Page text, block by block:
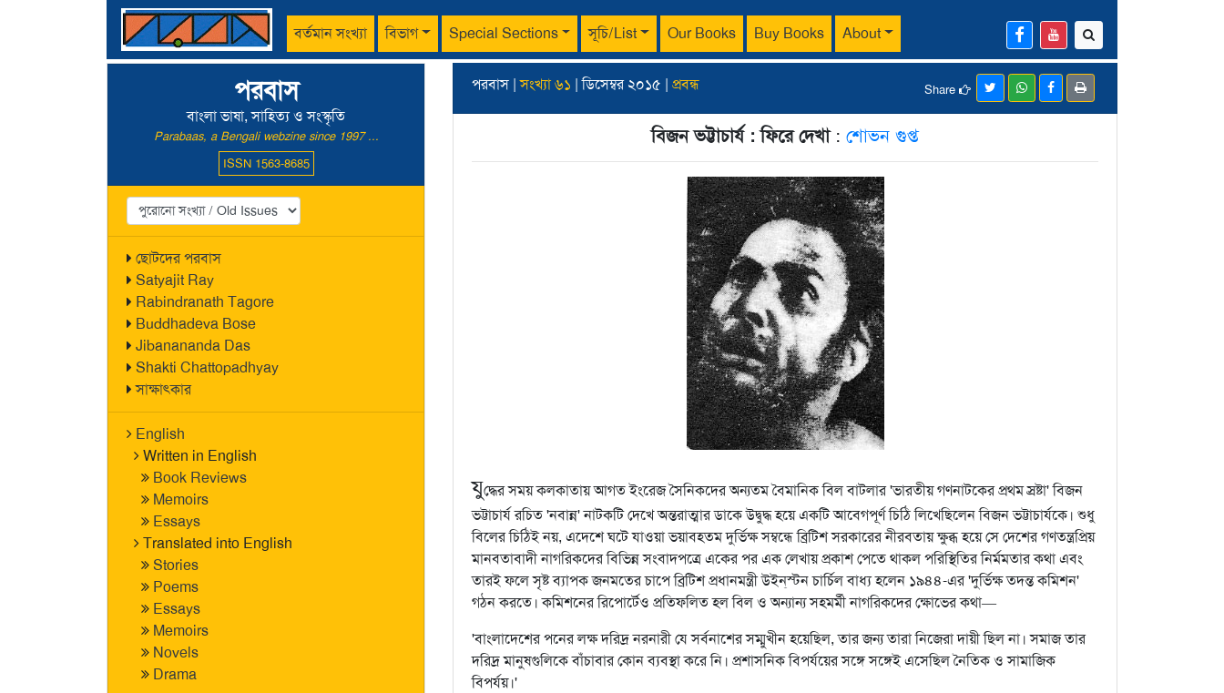
বর্তমান সংখ্যা বিভাগ Special Sections সূচি/List Our Books Buy Books About
পরবাস
বাংলা ভাষা, সাহিত্য ও সংস্কৃতি
Parabaas, a Bengali webzine since 1997 ...
ISSN 1563-8685
ছোটদের পরবাস
Satyajit Ray
Rabindranath Tagore
Buddhadeva Bose
Jibanananda Das
Shakti Chattopadhyay
সাক্ষাৎকার
English
Written in English
Book Reviews
Memoirs
Essays
Translated into English
Stories
Poems
Essays
Memoirs
Novels
Drama
পরবাস |সংখ্যা ৬১ | ডিসেম্বর ২০১৫ | প্রবন্ধ Share
বিজন ভট্টাচার্য : ফিরে দেখা: শোভন গুপ্ত
যুদ্ধের সময় কলকাতায় আগত ইংরেজ সৈনিকদের অন্যতম বৈমানিক বিল বাটলার 'ভারতীয় গণনাটকের প্রথম স্রষ্টা' বিজন
ভট্টাচার্য রচিত 'নবান্ন' নাটকটি দেখে অন্তরাত্মার ডাকে উদ্বুদ্ধ হয়েএকটি আবেগপূর্ণ চিঠি লিখেছিলেন বিজন ভট্টাচার্যকে। শুধু
বিলের চিঠিই নয়, এদেশে ঘটে যাওয়া ভয়াবহতম দুর্ভিক্ষ সম্বন্ধে ব্রিটিশ সরকারের নীরবতায় ক্ষুব্ধ হয়ে সে দেশের গণতন্ত্রপ্রিয়
মানবতাবাদী নাগরিকদের বিভিন্ন সংবাদপত্রে একের পর এক লেখায় প্রকাশ পেতে থাকল পরিস্থিতির নির্মমতার কথা এবং
তারই ফলে সৃষ্ট ব্যাপক জনমতের চাপে ব্রিটিশ প্রধানমন্ত্রী উইন্‌স্টন চার্চিল বাধ্য হলেন ১৯৪৪-এর 'দুর্ভিক্ষ তদন্ত কমিশন'
গঠন করতে। কমিশনের রিপোর্টেও প্রতিফলিত হল বিল ও অন্যান্য সহমর্মী নাগরিকদের ক্ষোভের কথা—
'বাংলাদেশের পনের লক্ষ দরিদ্র নরনারী যে সর্বনাশের সম্মুখীন হয়েছিল, তার জন্য তারা নিজেরা দায়ী ছিল না। সমাজ তার
দরিদ্র মানুষগুলিকে বাঁচাবার কোন ব্যবস্থা করে নি। প্রশাসনিক বিপর্যয়ের সঙ্গে সঙ্গেই এসেছিল নৈতিক ও সামাজিক
বিপর্যয়।'